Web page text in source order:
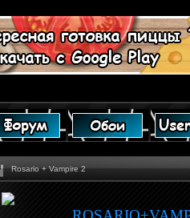
Rosario + Vampire 2